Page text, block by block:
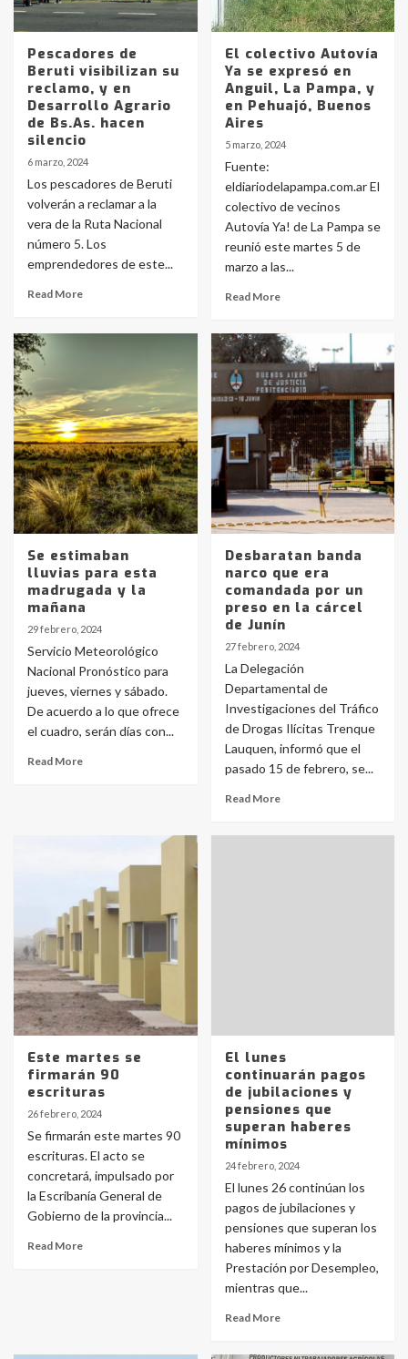
Pescadores de
Beruti visibilizan su
reclamo, y en
Desarrollo Agrario
de Bs.As. hacen
silencio
6 marzo, 2024
Los pescadores de Beruti
volverán a reclamar a la
vera de la Ruta Nacional
número 5. Los
emprendedores de este...
Read More
El colectivo Autovía
Ya se expresó en
Anguil, La Pampa, y
en Pehuajó, Buenos
Aires
5 marzo, 2024
Fuente:
eldiariodelapampa.com.ar El
colectivo de vecinos
Autovía Ya! de La Pampa se
reunió este martes 5 de
marzo a las...
Read More
Se estimaban
lluvias para esta
madrugada y la
mañana
29 febrero, 2024
Servicio Meteorológico
Nacional Pronóstico para
jueves, viernes y sábado.
De acuerdo a lo que ofrece
el cuadro, serán días con...
Read More
Desbaratan banda
narco que era
comandada por un
preso en la cárcel
de Junín
27 febrero, 2024
La Delegación
Departamental de
Investigaciones del Tráfico
de Drogas Ilícitas Trenque
Lauquen, informó que el
pasado 15 de febrero, se...
Read More
Este martes se
firmarán 90
escrituras
26 febrero, 2024
Se firmarán este martes 90
escrituras. El acto se
concretará, impulsado por
la Escribanía General de
Gobierno de la provincia...
Read More
El lunes
continuarán pagos
de jubilaciones y
pensiones que
superan haberes
mínimos
24 febrero, 2024
El lunes 26 continúan los
pagos de jubilaciones y
pensiones que superan los
haberes mínimos y la
Prestación por Desempleo,
mientras que...
Read More